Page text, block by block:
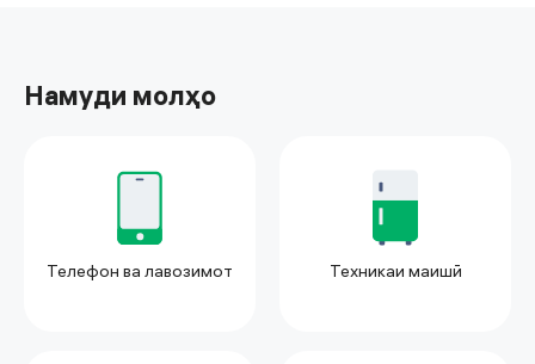
Намуди молҳо
Телефон ва лавозимот Техникаи маишӣ